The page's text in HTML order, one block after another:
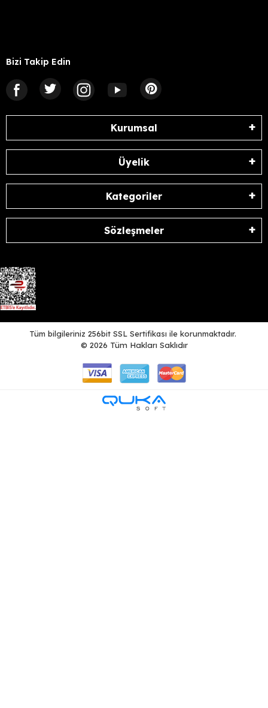
Bizi Takip Edin
Kurumsal
Üyelik
Kategoriler
Sözleşmeler
Tüm bilgileriniz 256bit SSL Sertifikası ile korunmaktadır.
© 2026 Tüm Hakları Saklıdır